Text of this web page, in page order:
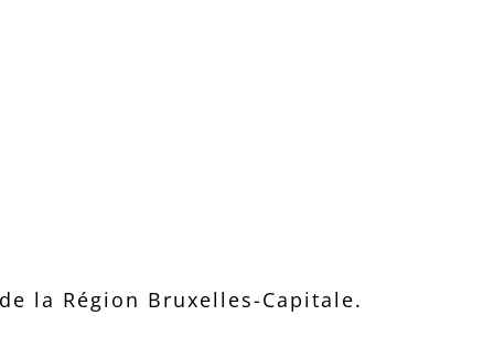
la Région Bruxelles-Capitale.